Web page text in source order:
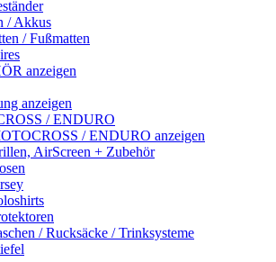
/ Akkus
/ Fußmatten
anzeigen
anzeigen
/ ENDURO
/ ENDURO anzeigen
AirScreen + Zubehör
/ Rucksäcke / Trinksysteme